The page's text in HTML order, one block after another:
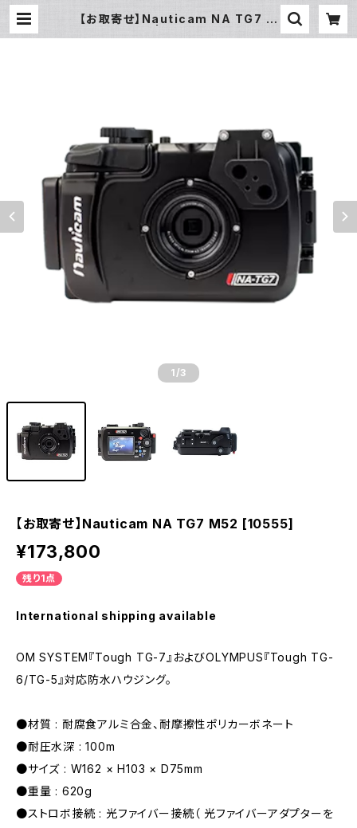
【お取寄せ】Nauticam NA TG7 M
1 /3
【お取寄せ】Nauticam NA TG7 M52 [10555]
¥173,800
残り1点
International shipping available
OM SYSTEM『Tough TG-7』およびOLYMPUS『Tough TG-
6/TG-5』対応防水ハウジング。
●材質 : 耐腐食アルミ合金、耐摩擦性ポリカーボネート
●耐圧水深 : 100m
●サイズ : W162 × H103 × D75mm
●重量 : 620g
●ストロボ接続 : 光ファイバー接続（ 光ファイバーアダプターを